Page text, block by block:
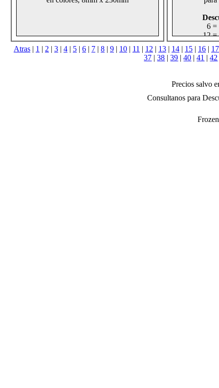
6 =
12 =
24
Atras | 1 | 2 | 3 | 4 | 5 | 6 | 7 | 8 | 9 | 10 | 11 | 12 | 13 | 14 | 15 | 16 | 17
37 |38 |39 |40 |41 |42
Precios salvo
Consultanos para